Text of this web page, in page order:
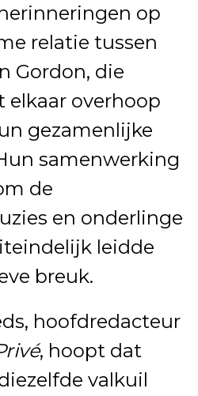
op
relatie tussen
Gordon, die
overhoop
gezamenlijke
samenwerking
de
en onderlinge
leidde
breuk.
hoofdredacteur
, hoopt dat
valkuil